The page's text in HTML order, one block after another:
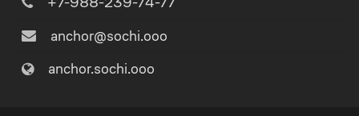
anchor@sochi.ooo
anchor.sochi.ooo